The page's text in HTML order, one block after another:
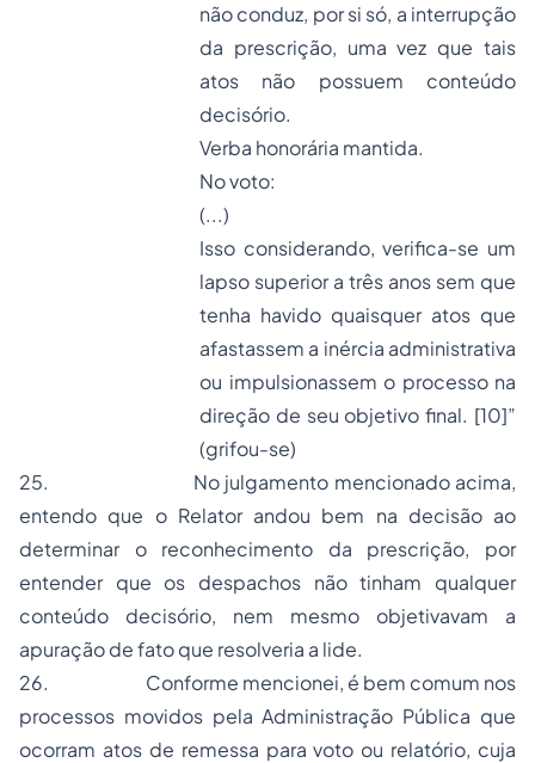
não conduz, por si só, a interrupção
da prescrição, uma vez que tais
atos não possuem conteúdo
decisório.
Verba honorária mantida.
No voto:
(...)
Isso considerando, verifica-se um
lapso superior a três anos sem que
tenha havido quaisquer atos que
afastassem a inércia administrativa
ou impulsionassem o processo na
direção de seu objetivo final. [10]”
(grifou-se)
25. No julgamento mencionado acima,
entendo que o Relator andou bem na decisão ao
determinar o reconhecimento da prescrição, por
entender que os despachos não tinham qualquer
conteúdo decisório, nem mesmo objetivavam a
apuração de fato que resolveria a lide.
26. Conforme mencionei, é bem comum nos
processos movidos pela Administração Pública que
ocorram atos de remessa para voto ou relatório, cuja